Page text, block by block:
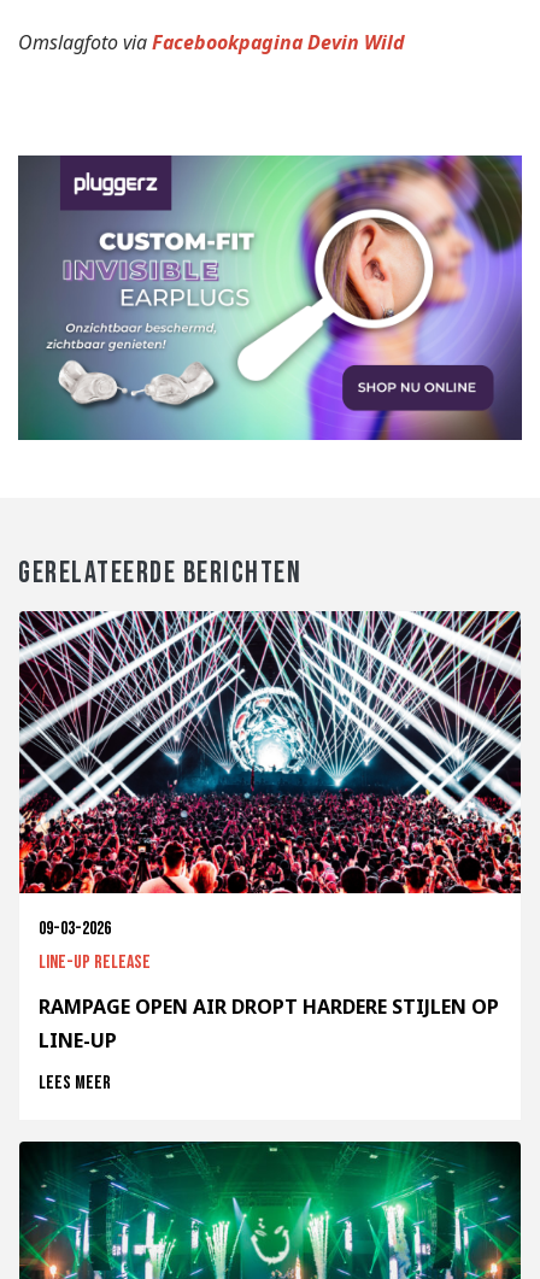
Omslagfoto viaFacebookpagina Devin Wild
GERELATEERDE BERICHTEN
09-03-2026
Line-up release
RAMPAGE OPEN AIR DROPT HARDERE STIJLEN OP
LINE-UP
Lees meer